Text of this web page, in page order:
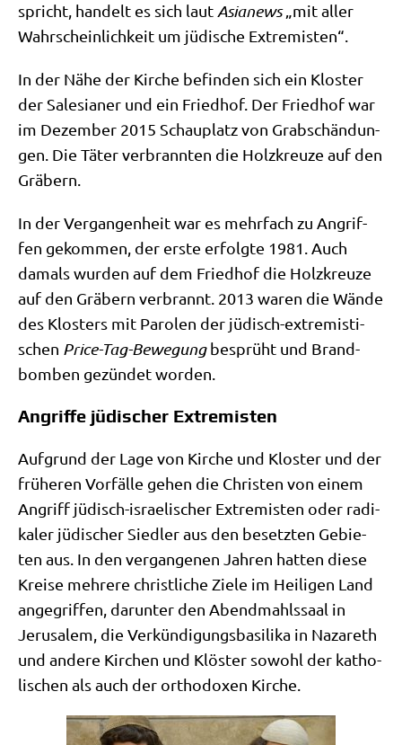
spricht, han­delt es sich laut Asia­news„mit aller
Wahr­schein­lich­keit um jüdi­sche Extremisten“.
In der Nähe der Kir­che befin­den sich ein Klo­ster
der Sale­sia­ner und ein Fried­hof. Der Fried­hof war
im Dezem­ber 2015 Schau­platz von Grab­schän­dun­
gen. Die Täter ver­brann­ten die Holz­kreu­ze auf den
Gräbern.
In der Ver­gan­gen­heit war es mehr­fach zu Angrif­
fen gekom­men, der erste erfolg­te 1981. Auch
damals wur­den auf dem Fried­hof die Holz­kreu­ze
auf den Grä­bern ver­brannt. 2013 waren die Wän­de
des Klo­sters mit Paro­len der jüdisch-extre­mi­sti­
schen Pri­ce-Tag-Bewe­gungbesprüht und Brand­
bom­ben gezün­det worden.
Angriffe jüdischer Extremisten
Auf­grund der Lage von Kir­che und Klo­ster und der
frü­he­ren Vor­fäl­le gehen die Chri­sten von einem
Angriff jüdisch-israe­li­scher Extre­mi­sten oder radi­
ka­ler jüdi­scher Sied­ler aus den besetz­ten Gebie­
ten aus. In den ver­gan­ge­nen Jah­ren hat­ten die­se
Krei­se meh­re­re christ­li­che Zie­le im Hei­li­gen Land
ange­grif­fen, dar­un­ter den Abend­mahls­saal in
Jeru­sa­lem, die Ver­kün­di­gungs­ba­si­li­ka in Naza­reth
und ande­re Kir­chen und Klö­ster sowohl der katho­
li­schen als auch der ortho­do­xen Kirche.